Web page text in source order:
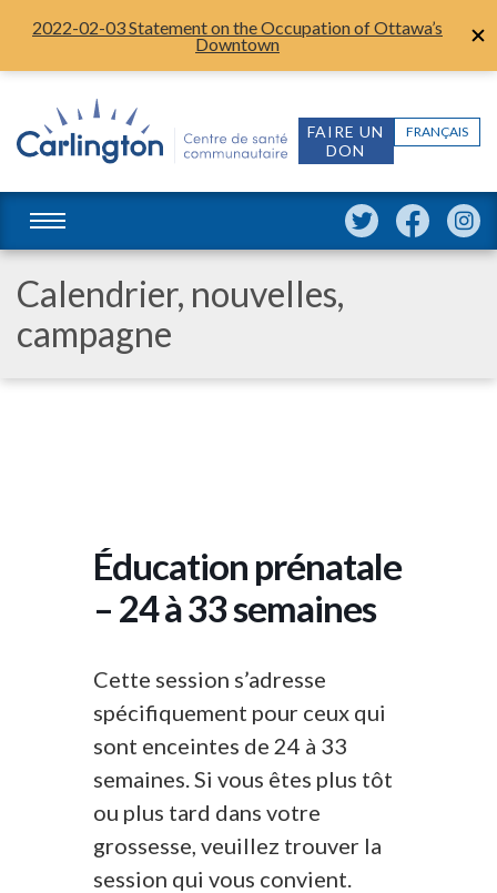
2022-02-03 Statement on the Occupation of Ottawa’s
Downtown
FRANÇAIS
FAIRE UN
DON
Calendrier, nouvelles,
campagne
Éducation prénatale
– 24 à 33 semaines
Cette session s’adresse
spécifiquement pour ceux qui
sont enceintes de 24 à 33
semaines. Si vous êtes plus tôt
ou plus tard dans votre
grossesse, veuillez trouver la
session qui vous convient.